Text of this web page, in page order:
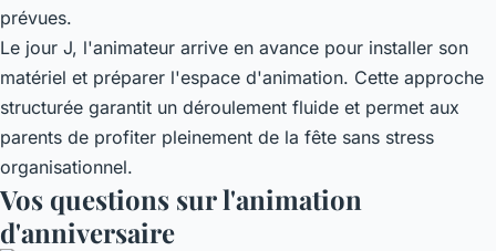
prévues.
Le jour J, l'animateur arrive en avance pour installer son
matériel et préparer l'espace d'animation. Cette approche
structurée garantit un déroulement fluide et permet aux
parents de profiter pleinement de la fête sans stress
organisationnel.
Vos questions sur l'animation
d'anniversaire